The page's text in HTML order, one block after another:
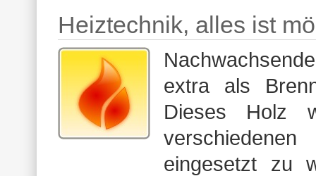
Heiztechnik, alles ist
extra als
Dieses Holz
eingesetzt zu